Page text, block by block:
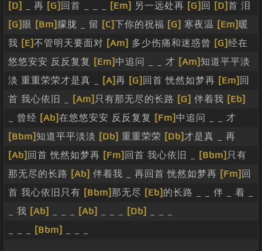
[D] _ 再 [G] 回首 _ _ _ [Em] 另一远处再 [G] 回 [D]首 泪
[G] 眼 [Bm] 朦胧 _ 留 [C]下你的祝福 [G] 寒夜温 [Em] 暖
我 [E]不管明天要面对 [Am] 多少伤痛和迷惑曾 [G]经在
悠悠安安 反反复复 [Em] 中追问 _ _ 才 [Am] 知道平平淡
淡 重重荣荣才是真 _
[A]再 [G] 回首 恍然如梦再 [Em] 回
首 我心依旧 _
[Am] 只有那无尽的长路 [G] 伴着我 [Eb]
_ 曾经 [Ab]在悠悠安安 反反复复 [Fm] 中追问 _ _ 才
[Bbm] 知道平平淡淡 [Db] 重重荣荣 [Db]才是真 _ 再
[Ab] 回首 恍然如梦再 [Fm] 回首 我心依旧 _ [Bbm] 只有
那无尽的长路 [Ab] 伴着我 _ 再回首 恍然如梦再 [Fm] 回
首 我心依旧只有 [Bbm] 那无尽 [Eb] 的长路 _ _ 伴 _ 着 _
_ 我 [Ab] [Ab] [Db]
[Bbm]